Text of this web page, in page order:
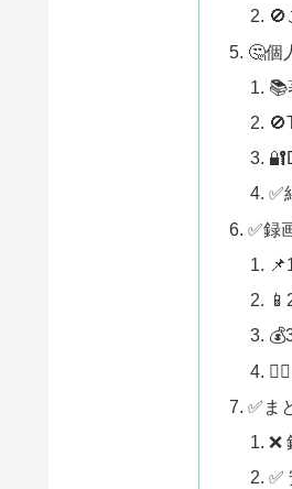
🚫
🤔個
📚
✅
✅録
✅ま
❌
✅